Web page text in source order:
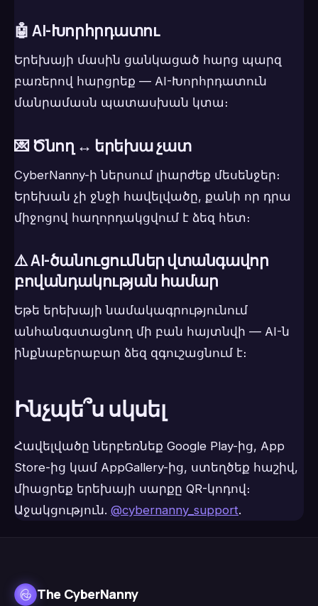
🤖 AI-Խորհրդատու
Երեխայի մասին ցանկացած հարց պարզ
բառերով հարցրեք — AI-Խորհրդատուն
մանրամասն պատասխան կտա։
💌 Ծնող ↔ երեխա չատ
CyberNanny-ի ներսում լիարժեք մեսենջեր։
Երեխան չի ջնջի հավելվածը, քանի որ դրա
միջոցով հաղորդակցվում է ձեզ հետ։
⚠️ AI-ծանուցումներ վտանգավոր
բովանդակության համար
Եթե երեխայի նամակագրությունում
անհանգստացնող մի բան հայտնվի — AI-ն
ինքնաբերաբար ձեզ զգուշացնում է։
Ինչպե՞ս սկսել
Հավելվածը ներբեռնեք Google Play-ից, App
Store-ից կամ AppGallery-ից, ստեղծեք հաշիվ,
միացրեք երեխայի սարքը QR-կոդով։
Աջակցություն. @cybernanny_support.
The CyberNanny